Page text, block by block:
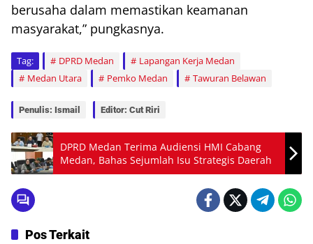
berusaha dalam memastikan keamanan
masyarakat,” pungkasnya.
Tag: DPRD Medan
Lapangan Kerja Medan
Medan Utara
Pemko Medan Tawuran Belawan
Penulis: Ismail Editor: Cut Riri
DPRD Medan Terima Audiensi HMI Cabang
Medan, Bahas Sejumlah Isu Strategis Daerah
Pos Terkait